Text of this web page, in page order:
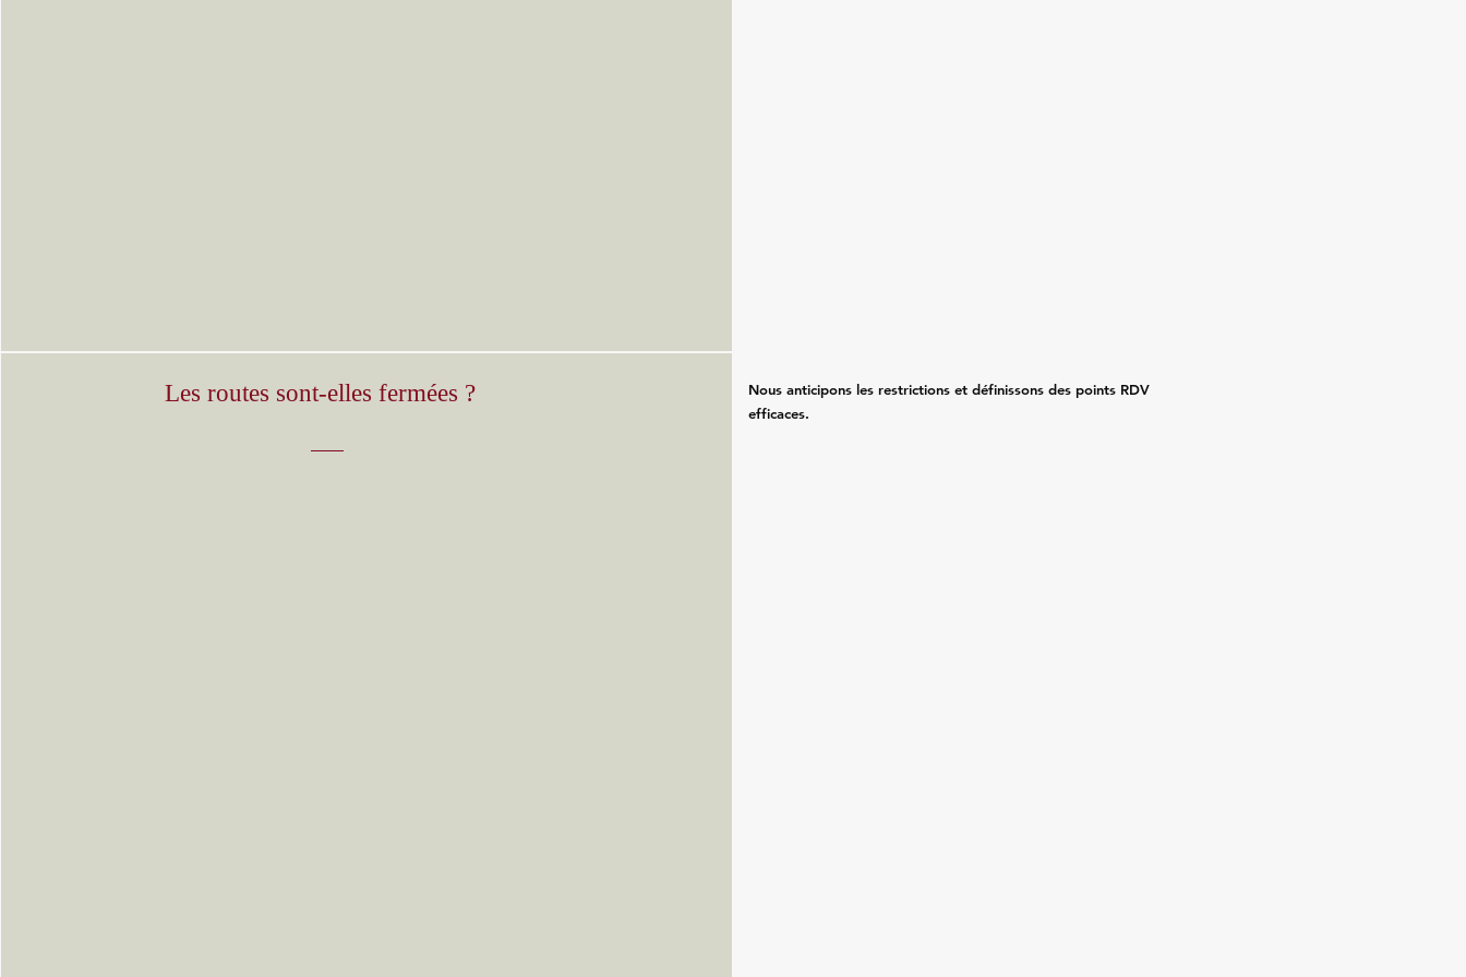
Les routes sont-elles fermées ?
Nous anticipons les restrictions et définissons des points RDV
efficaces.